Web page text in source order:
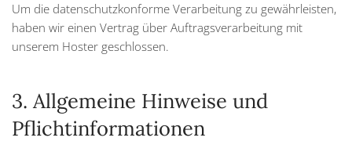
Um die datenschutzkonforme Verarbeitung zu gewährleisten,
haben wir einen Vertrag über Auftragsverarbeitung mit
unserem Hoster geschlossen.
3. Allgemeine Hinweise und
Pflichtinformationen